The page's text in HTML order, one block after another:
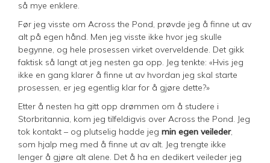
så mye enklere.
Før jeg visste om Across the Pond, prøvde jeg å finne ut av
alt på egen hånd. Men jeg visste ikke hvor jeg skulle
begynne, og hele prosessen virket overveldende. Det gikk
faktisk så langt at jeg nesten ga opp. Jeg tenkte: «Hvis jeg
ikke en gang klarer å finne ut av hvordan jeg skal starte
prosessen, er jeg egentlig klar for å gjøre dette?»
Etter å nesten ha gitt opp drømmen om å studere i
Storbritannia, kom jeg tilfeldigvis over Across the Pond. Jeg
tok kontakt – og plutselig hadde jeg min egen veileder,
som hjalp meg med å finne ut av alt. Jeg trengte ikke
lenger å gjøre alt alene. Det å ha en dedikert veileder jeg